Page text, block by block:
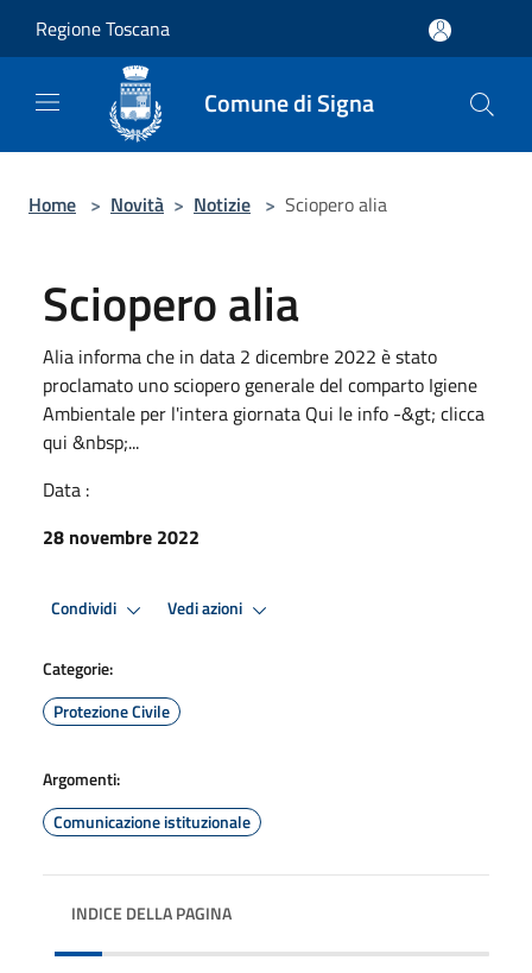
Regione Toscana
Comune di Signa
Home > Novità > Notizie > Sciopero alia
Sciopero alia
Alia informa che in data 2 dicembre 2022 è stato
proclamato uno sciopero generale del comparto Igiene
Ambientale per l'intera giornata Qui le info -&gt; clicca
qui &nbsp;...
Data :
28 novembre 2022
Condividi Vedi azioni
Categorie:
Protezione Civile
Argomenti:
Comunicazione istituzionale
INDICE DELLA PAGINA